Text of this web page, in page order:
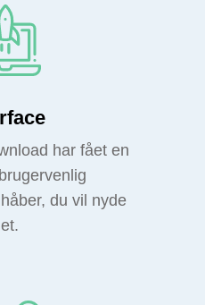
har fået en
du vil nyde